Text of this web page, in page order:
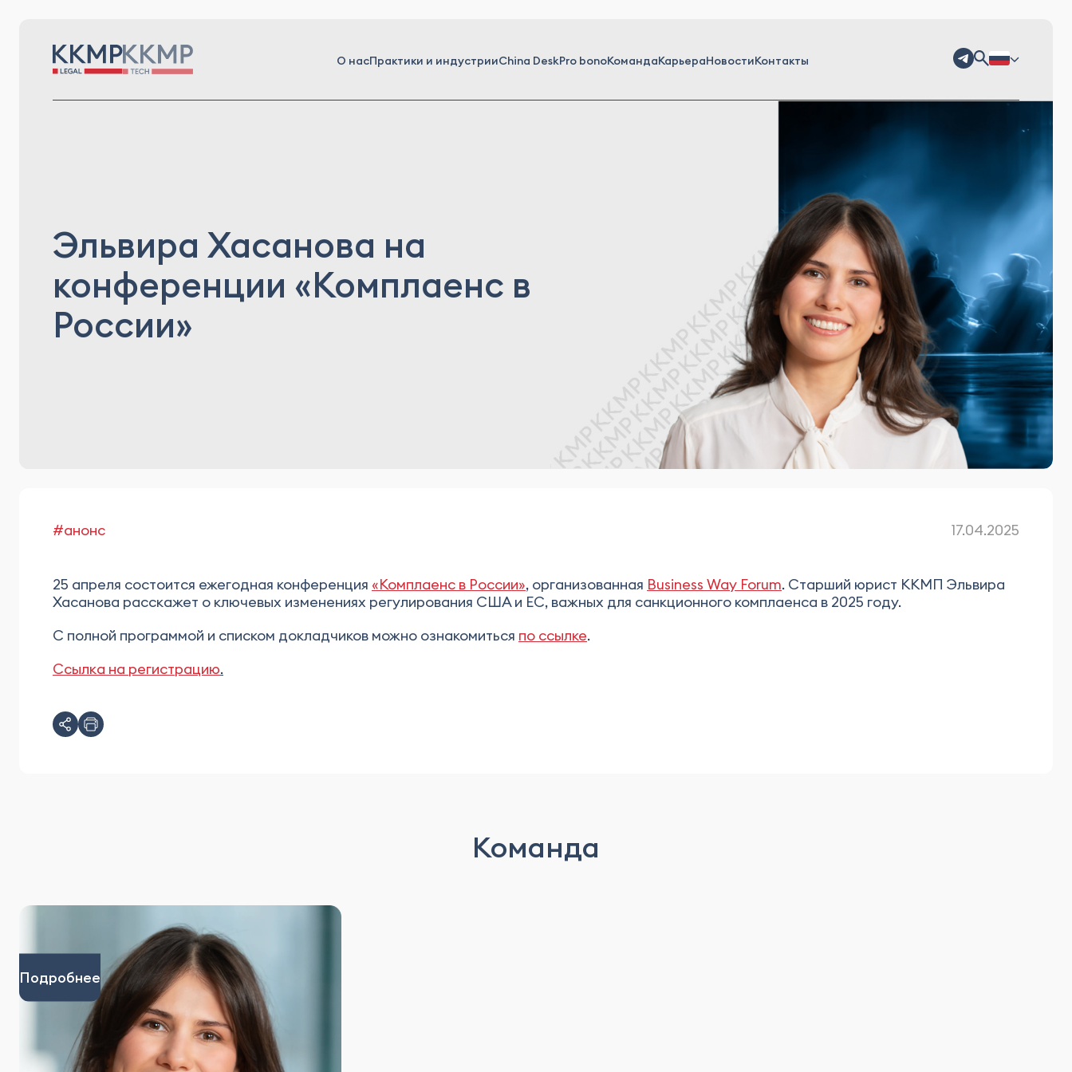
О насПрактики и индустрииChina DeskPro bonoКомандаКарьераНовостиКонтакты
Эльвира Хасанова на
конференции «Комплаенс в
России»
#анонс 17.04.2025
25 апреля состоится ежегодная конференция «Комплаенс в России», организованная Business Way Forum. Старший юрист ККМП Эльвира
Хасанова расскажет о ключевых изменениях регулирования США и ЕС, важных для санкционного комплаенса в 2025 году.
С полной программой и списком докладчиков можно ознакомиться по ссылке.
Ссылка на регистрацию.
Команда
Подробнее